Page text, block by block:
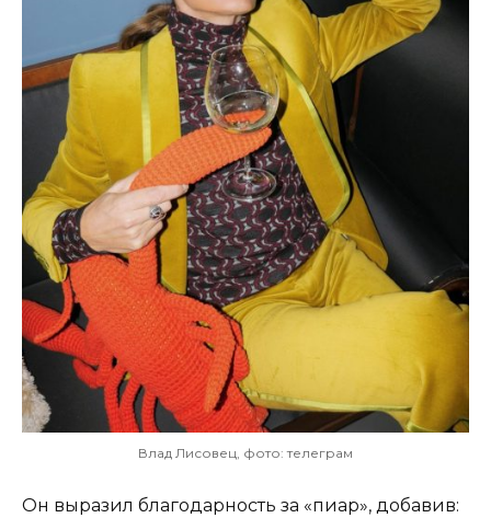
Влад Лисовец, фото: телеграм
Он выразил благодарность за «пиар», добавив: